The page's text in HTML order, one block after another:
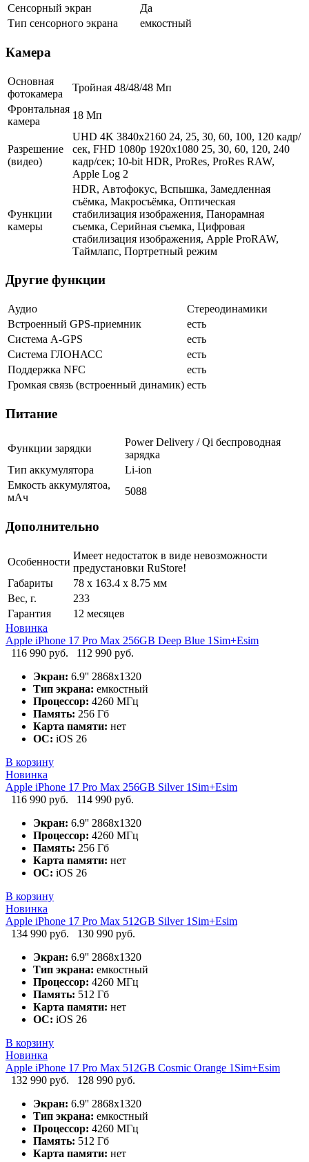
Сенсорный экран
Да
Тип сенсорного экрана
емкостный
Камера
Основная
фотокамера
Тройная 48/48/48 Мп
Фронтальная
камера
18 Мп
Разрешение
(видео)
UHD 4K 3840x2160 24, 25, 30, 60, 100, 120 кадр/
сек, FHD 1080p 1920x1080 25, 30, 60, 120, 240
кадр/сек; 10-bit HDR, ProRes, ProRes RAW,
Apple Log 2
Функции
камеры
HDR, Автофокус, Вспышка, Замедленная
съёмка, Макросъёмка, Оптическая
стабилизация изображения, Панорамная
съемка, Серийная съемка, Цифровая
стабилизация изображения, Apple ProRAW,
Таймлапс, Портретный режим
Другие функции
Аудио
Стереодинамики
Встроенный GPS-приемник
есть
Cистема A-GPS
есть
Система ГЛОНАСС
есть
Поддержка NFC
есть
Громкая связь (встроенный динамик) есть
Питание
Функции зарядки
Power Delivery / Qi беспроводная
зарядка
Тип аккумулятора
Li-ion
Емкость аккумулятоа,
мАч
5088
Дополнительно
Особенности
Имеет недостаток в виде невозможности
предустановки RuStore!
Габариты
78 x 163.4 x 8.75 мм
Вес, г.
233
Гарантия
12 месяцев
Новинка
Apple iPhone 17 Pro Max 256GB Deep Blue 1Sim+Esim
116 990 руб.
112 990 руб.
Экран: 6.9'' 2868x1320
Тип экрана: емкостный
Процессор: 4260 МГц
Память: 256 Гб
Карта памяти: нет
ОС: iOS 26
В корзину
Новинка
Apple iPhone 17 Pro Max 256GB Silver 1Sim+Esim
116 990 руб.
114 990 руб.
Экран: 6.9'' 2868x1320
Процессор: 4260 МГц
Память: 256 Гб
Карта памяти: нет
ОС: iOS 26
В корзину
Новинка
Apple iPhone 17 Pro Max 512GB Silver 1Sim+Esim
134 990 руб.
130 990 руб.
Экран: 6.9'' 2868x1320
Тип экрана: емкостный
Процессор: 4260 МГц
Память: 512 Гб
Карта памяти: нет
ОС: iOS 26
В корзину
Новинка
Apple iPhone 17 Pro Max 512GB Cosmic Orange 1Sim+Esim
132 990 руб.
128 990 руб.
Экран: 6.9'' 2868x1320
Тип экрана: емкостный
Процессор: 4260 МГц
Память: 512 Гб
Карта памяти: нет